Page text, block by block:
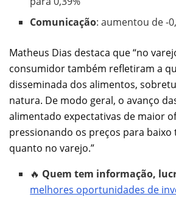
Comunicação: aumentou de -
Matheus Dias destaca que “no
consumidor também refletiram a
disseminada dos alimentos,
natura. De modo geral, o avanço
alimentado expectativas de maior
pressionando os preços para
quanto no varejo.”
🔥 Quem tem informação,
melhores oportunidades de